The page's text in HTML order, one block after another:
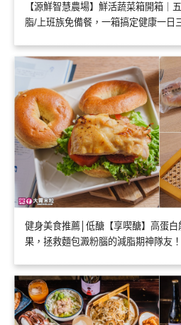
【源鮮智慧農場】鮮活蔬菜箱開箱｜
脂/上班族免備餐，一箱搞定健康一日
健身美食推薦│低醣【享喫醣】高蛋
果，拯救麵包澱粉腦的減脂期神隊友！